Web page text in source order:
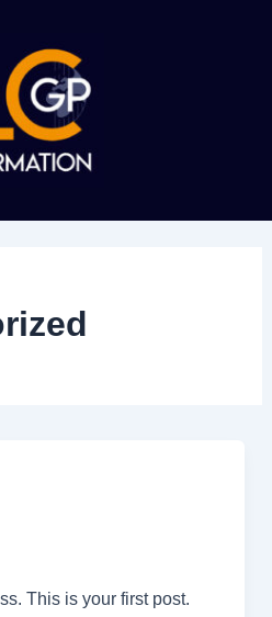
This is your first post.